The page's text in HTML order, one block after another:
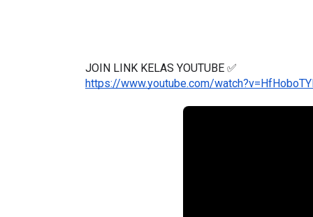
JOIN LINK KELAS YOUTUBE ✅
https://www.youtube.com/